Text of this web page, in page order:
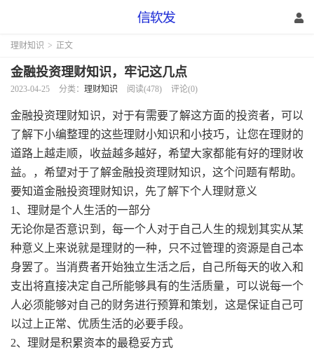
理财知识 > 正文
金融投资理财知识，牢记这几点
2023-04-25 分类： 理财知识 阅读(478) 评论(0)
金融投资理财知识， 对于有需要了解这方面的投资者，可以
了解下小编整理的这些理财小知识和小技巧，让您在理财的
道路上越走顺，收益越多越好，希望大家都能有好的理财收
益。，希望对于了解金融投资理财知识，这个问题有帮助。
要知道金融投资理财知识，先了解下个人理财意义
1、理财是个人生活的一部分
无论你是否意识到，每一个人对于自己人生的规划其实从某
种意义上来说就是理财的一种，只不过管理的资源是自己本
身罢了。当消费者开始独立生活之后，自己所每天的收入和
支出将直接决定自己所能够具有的生活质量，可以说每一个
人必须能够对自己的财务进行预算和策划，这是保证自己可
以过上正常、优质生活的必要手段。
2、理财是积累资本的最稳妥方式